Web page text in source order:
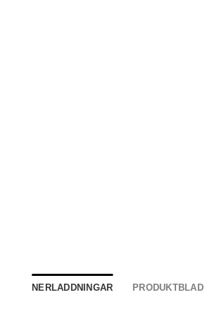
NERLADDNINGAR PRODUKTBLAD